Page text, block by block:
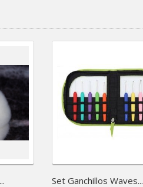
Set Ganchillos Waves...